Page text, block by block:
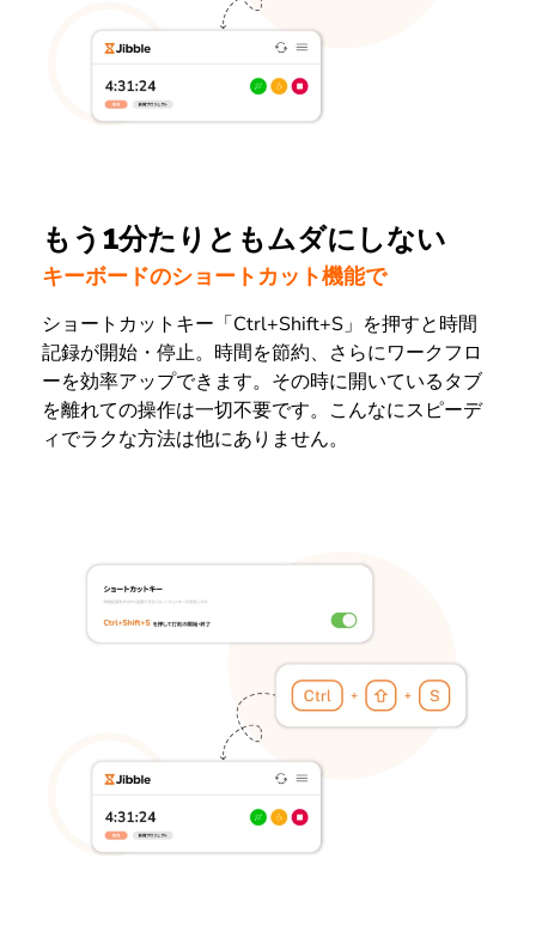
もう1分たりともムダにしない
キーボードのショートカット機能で
ショートカットキー「Ctrl+Shift+S」を押すと時間
記録が開始・停止。時間を節約、さらにワークフロ
ーを効率アップできます。その時に開いているタブ
を離れての操作は一切不要です。こんなにスピーデ
ィでラクな方法は他にありません。